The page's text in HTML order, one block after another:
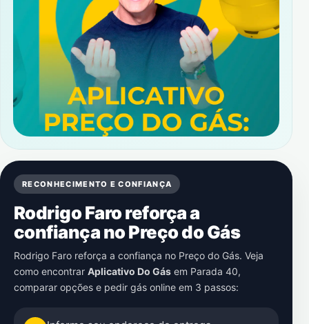
RECONHECIMENTO E CONFIANÇA
Rodrigo Faro reforça a
confiança no Preço do Gás
Rodrigo Faro reforça a confiança no Preço do Gás. Veja
como encontrar Aplicativo Do Gás em Parada 40,
comparar opções e pedir gás online em 3 passos: